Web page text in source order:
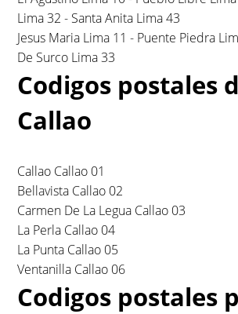
Lima 32 - Santa Anita Lima 43
Jesus Maria Lima 11 - Puente Piedra
De Surco Lima 33
Codigos postales
Callao
Callao Callao 01
Bellavista Callao 02
Carmen De La Legua Callao 03
La Perla Callao 04
La Punta Callao 05
Ventanilla Callao 06
Codigos postales